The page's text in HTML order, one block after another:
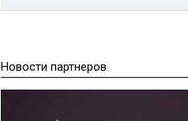
Новости партнеров